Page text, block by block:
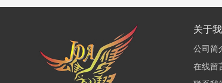
关于
公司简
在线留